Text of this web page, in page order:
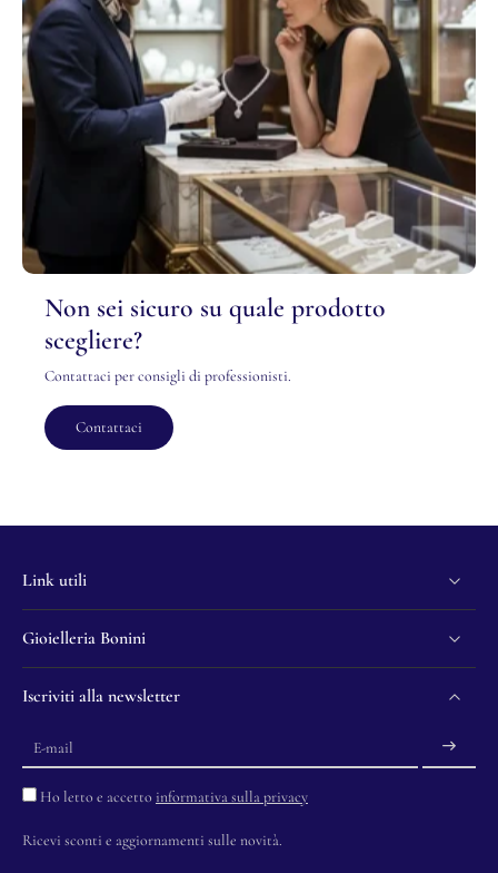
Non sei sicuro su quale prodotto
scegliere?
Contattaci per consigli di professionisti.
Contattaci
Link utili
Gioielleria Bonini
Iscriviti alla newsletter
E-mail
Ho letto e accetto informativa sulla privacy
Ricevi sconti e aggiornamenti sulle novità.